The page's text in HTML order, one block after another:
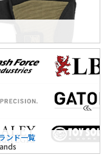
ンド一覧